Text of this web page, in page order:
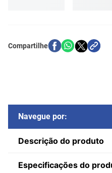
Navegue por:
Descrição do produto
Especificações do